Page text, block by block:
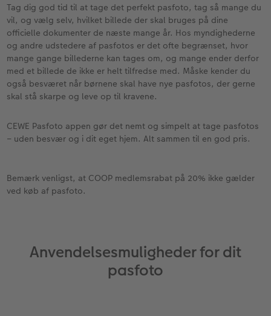
Tag dig god tid til at tage det perfekt pasfoto, tag så mange du
vil, og vælg selv, hvilket billede der skal bruges på dine
officielle dokumenter de næste mange år. Hos myndighederne
og andre udstedere af pasfotos er det ofte begrænset, hvor
mange gange billederne kan tages om, og mange ender derfor
med et billede de ikke er helt tilfredse med. Måske kender du
også besværet når børnene skal have nye pasfotos, der gerne
skal stå skarpe og leve op til kravene.
CEWE Pasfoto appen gør det nemt og simpelt at tage pasfotos
– uden besvær og i dit eget hjem. Alt sammen til en god pris.
Bemærk venligst, at COOP medlemsrabat på 20% ikke gælder
ved køb af pasfoto.
Anvendelsesmuligheder for dit
pasfoto